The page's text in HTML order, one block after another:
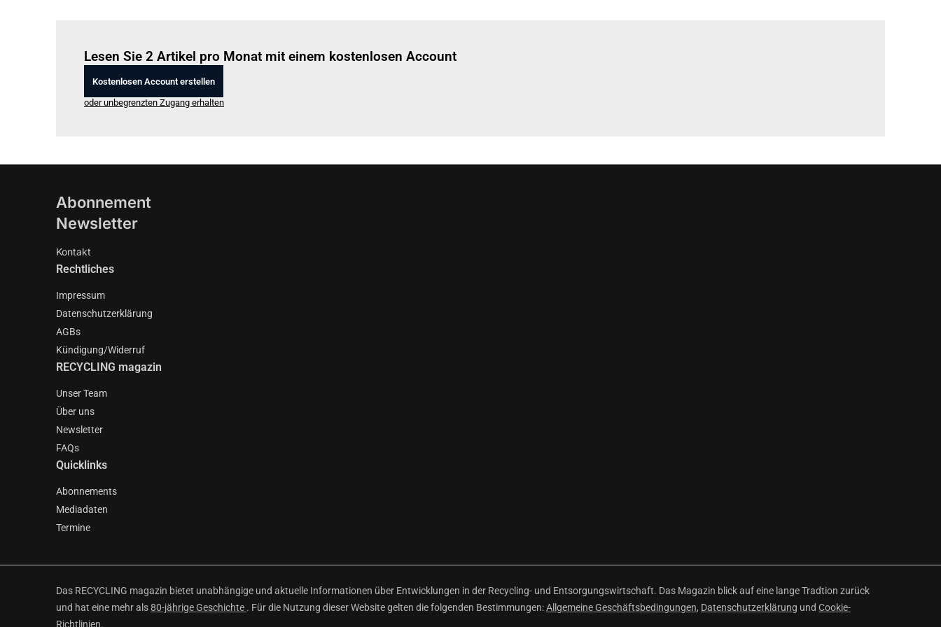
Lesen Sie 2 Artikel pro Monat mit einem kostenlosen Account
Kostenlosen Account erstellen
oder unbegrenzten Zugang erhalten
Abonnement
Newsletter
Kontakt
Rechtliches
Impressum
Datenschutzerklärung
AGBs
Kündigung/Widerruf
RECYCLING magazin
Unser Team
Über uns
Newsletter
FAQs
Quicklinks
Abonnements
Mediadaten
Termine
Das RECYCLING magazin bietet unabhängige und aktuelle Informationen über Entwicklungen in der Recycling- und Entsorgungswirtschaft. Das Magazin blick auf eine lange Tradtion zurück
und hat eine mehr als80-jährige Geschichte . Für die Nutzung dieser Website gelten die folgenden Bestimmungen:Allgemeine Geschäftsbedingungen, Datenschutzerklärung und Cookie-
Richtlinien.